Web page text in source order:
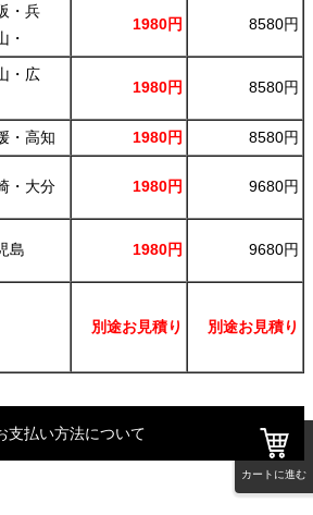
カートに進む
・兵
・
1980円 8580円
・広
1980円 8580円
・高知 1980円 8580円
・大分 1980円 9680円
島 1980円 9680円
別途お見積り 別途お見積り
支払い方法について